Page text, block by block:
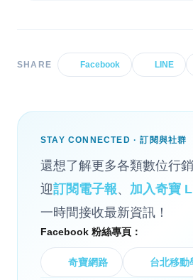
SHARE Facebook LINE
STAY CONNECTED · 訂閱與社群
還想了解更多各類數位行
迎訂閱電子報、 加入奇寶
一時間接收最新資訊！
Facebook 粉絲專頁：
奇寶網路 台北移動